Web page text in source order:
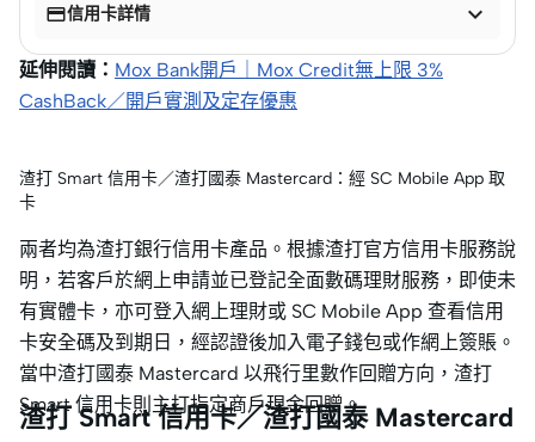
信用卡詳情 
延伸閱讀： Mox Bank開戶｜Mox Credit無上限 3%
CashBack／開戶實測及定存優惠
渣打 Smart 信用卡／渣打國泰 Mastercard：經 SC Mobile App 取
卡
兩者均為渣打銀行信用卡產品。根據渣打官方信用卡服務說
明，若客戶於網上申請並已登記全面數碼理財服務，即使未
有實體卡，亦可登入網上理財或 SC Mobile App 查看信用
卡安全碼及到期日，經認證後加入電子錢包或作網上簽賬。
當中渣打國泰 Mastercard 以飛行里數作回贈方向，渣打
Smart 信用卡則主打指定商戶現金回贈。
渣打 Smart 信用卡／渣打國泰 Mastercard